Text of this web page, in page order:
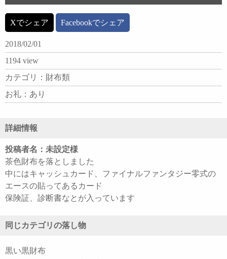
Xでシェア Facebookでシェア
2018/02/01
1194 view
カテゴリ：財布類
お礼：あり
詳細情報
投稿者名：未設定様
茶色財布を落としました
中にはキャッシュカード、ファイナルファンタジー零式の
エースの貼ってあるカード
保険証、診断書なとが入っています
同じカテゴリの落し物
黒い黒財布